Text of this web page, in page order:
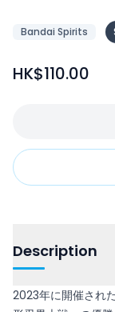
Bandai Spirits
HK$110.00
Description
2023年に開催され